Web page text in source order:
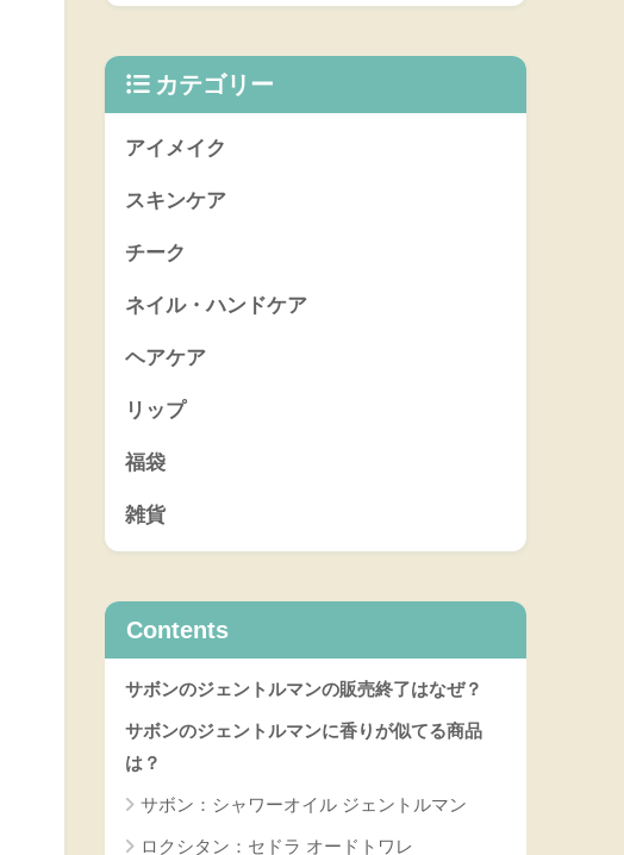
カテゴリー
アイメイク
スキンケア
チーク
ネイル・ハンドケア
ヘアケア
リップ
福袋
雑貨
Contents
サボンのジェントルマンの販売終了はなぜ？
サボンのジェントルマンに香りが似てる商品
は？
サボン：シャワーオイル ジェントルマン
ロクシタン：セドラ オードトワレ